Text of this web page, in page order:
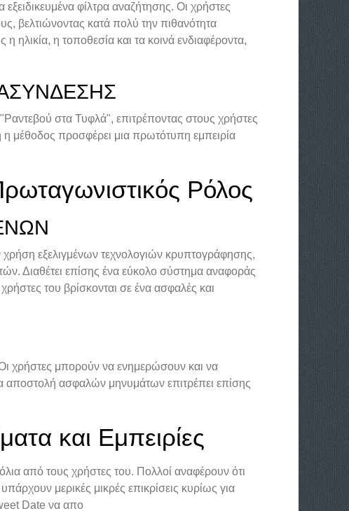
φίλτρα αναζήτησης. Οι χρήστες
βελτιώνοντας κατά πολύ την πιθανότητα
ηλικία, η τοποθεσία και τα κοινά ενδιαφέροντα,
στα Τυφλά", επιτρέποντας στους χρήστες
μέθοδος προσφέρει μια πρωτότυπη εμπειρία
Ρόλος
εξελιγμένων τεχνολογιών κρυπτογράφησης,
Διαθέτει επίσης ένα εύκολο σύστημα αναφοράς
του βρίσκονται σε ένα ασφαλές και
χρήστες μπορούν να ενημερώσουν και να
αποστολή ασφαλών μηνυμάτων επιτρέπει επίσης
και Εμπειρίες
από τους χρήστες του. Πολλοί αναφέρουν ότι
μερικές μικρές επικρίσεις κυρίως για
Date να απο